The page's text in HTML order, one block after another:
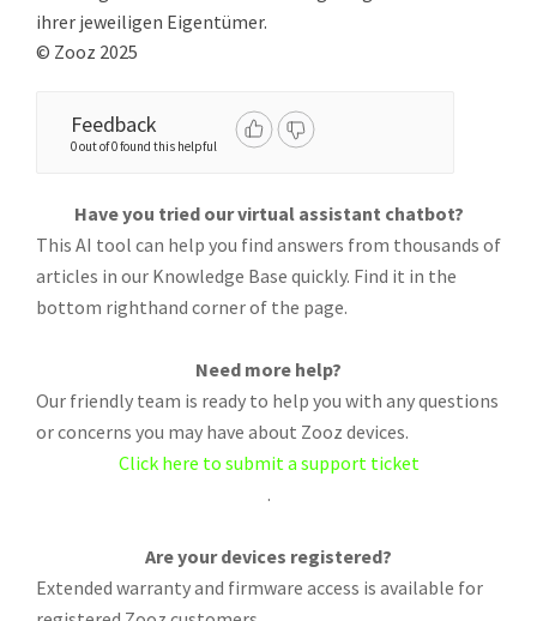
ihrer jeweiligen Eigentümer.
© Zooz 2025
Feedback
0 out of 0 found this helpful
Have you tried our virtual assistant chatbot?
This AI tool can help you find answers from thousands of
articles in our Knowledge Base quickly. Find it in the
bottom righthand corner of the page.
Need more help?
Our friendly team is ready to help you with any questions
or concerns you may have about Zooz devices.
Click here to submit a support ticket
.
Are your devices registered?
Extended warranty and firmware access is available for